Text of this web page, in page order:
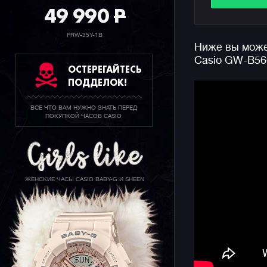
49 990P
PRW-35Y-1B
ОСТЕРЕГАЙТЕСЬ
ПОДДЕЛОК!
ВСЕ ЧТО ВАМ НУЖНО ЗНАТЬ ПЕРЕД
ПОКУПКОЙ ЧАСОВ CASIO
ЖЕНСКИЕ ЧАСЫ CASIO BABY-G И SHEEN
времени
метров,
Ниже вы
Casio GW-